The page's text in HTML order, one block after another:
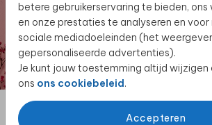
betere gebruikerservaring te bieden,
en onze prestaties te analyseren en
sociale mediadoeleinden (het
gepersonaliseerde advertenties).
Je kunt jouw toestemming altijd wijzigen
ons ons cookiebeleid.
Accepteren
TROUWKAART